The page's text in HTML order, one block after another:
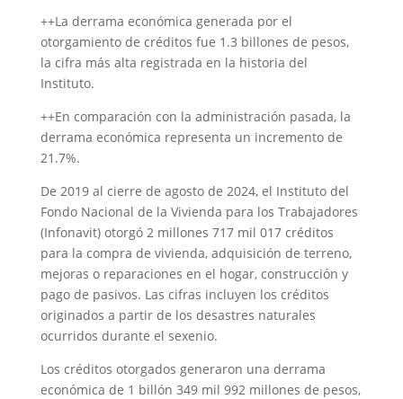
++La derrama económica generada por el
otorgamiento de créditos fue 1.3 billones de pesos,
la cifra más alta registrada en la historia del
Instituto.
++En comparación con la administración pasada, la
derrama económica representa un incremento de
21.7%.
De 2019 al cierre de agosto de 2024, el Instituto del
Fondo Nacional de la Vivienda para los Trabajadores
(Infonavit) otorgó 2 millones 717 mil 017 créditos
para la compra de vivienda, adquisición de terreno,
mejoras o reparaciones en el hogar, construcción y
pago de pasivos. Las cifras incluyen los créditos
originados a partir de los desastres naturales
ocurridos durante el sexenio.
Los créditos otorgados generaron una derrama
económica de 1 billón 349 mil 992 millones de pesos,